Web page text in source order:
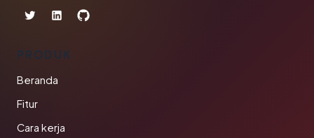
PRODUK
Beranda
Fitur
Cara kerja